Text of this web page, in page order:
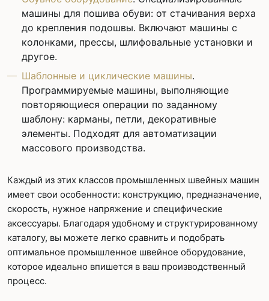
машины для пошива обуви: от стачивания верха
до крепления подошвы. Включают машины с
колонками, прессы, шлифовальные установки и
другое.
Шаблонные и циклические машины.
Программируемые машины, выполняющие
повторяющиеся операции по заданному
шаблону: карманы, петли, декоративные
элементы. Подходят для автоматизации
массового производства.
Каждый из этих классов промышленных швейных машин
имеет свои особенности: конструкцию, предназначение,
скорость, нужное напряжение и специфические
аксессуары. Благодаря удобному и структурированному
каталогу, вы можете легко сравнить и подобрать
оптимальное промышленное швейное оборудование,
которое идеально впишется в ваш производственный
процесс.